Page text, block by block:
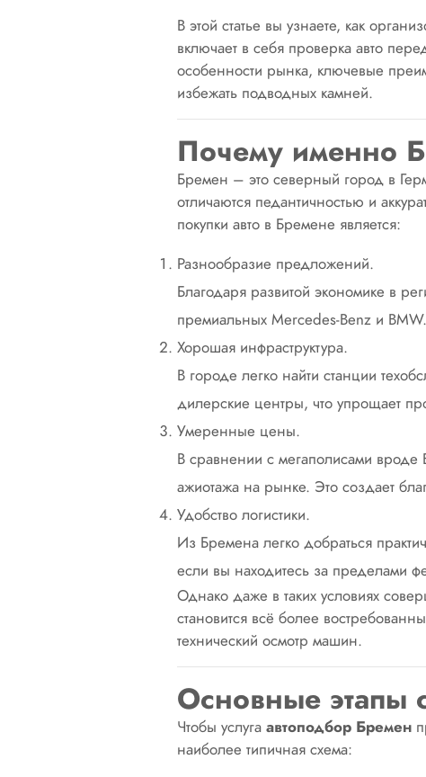
В этой статье вы узнаете, как
включает в себя проверка авто
особенности рынка, ключевые
избежать подводных камней.
Почему именно
Бремен – это северный город в
отличаются педантичностью и
покупки авто в Бремене является:
Разнообразие предложений.
Благодаря развитой экономике в
премиальных Mercedes-Benz и BMW.
Хорошая инфраструктура.
В городе легко найти станции
дилерские центры, что упрощает
Умеренные цены.
В сравнении с мегаполисами
ажиотажа на рынке. Это создает
Удобство логистики.
Из Бремена легко добраться
если вы находитесь за пределами
Однако даже в таких условиях
становится всё более
технический осмотр машин.
Основные этапы
Чтобы услуга автоподбор Бремен
наиболее типичная схема: